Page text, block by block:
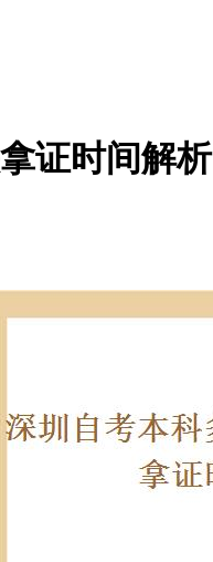
证时间解析